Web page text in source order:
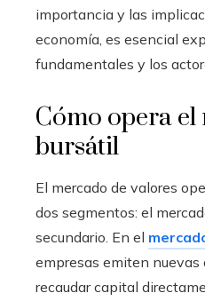
importancia y las
economía, es esencial
fundamentales y los
Cómo opera el
bursátil
El mercado de valores
dos segmentos: el
secundario. En el
empresas emiten
recaudar capital